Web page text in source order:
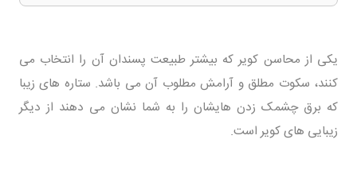
یکی از محاسن کویر که بیشتر طبیعت پسندان آن را انتخاب می
کنند، سکوت مطلق و آرامش مطلوب آن می باشد. ستاره های زیبا
که برق چشمک زدن هایشان را به شما نشان می دهند از دیگر
زیبایی های کویر است.